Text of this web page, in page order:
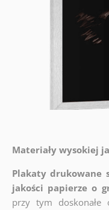
Materiały wysokiej
Plakaty drukowane
jakości papierze o
przy tym doskonałe